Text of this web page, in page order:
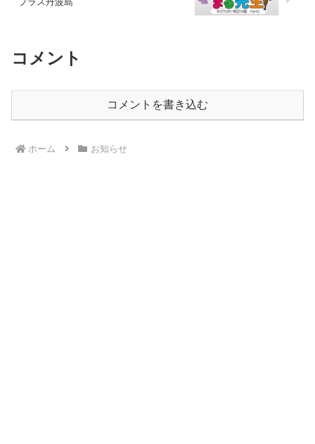
コメント
コメントを書き込む
ホーム お知らせ